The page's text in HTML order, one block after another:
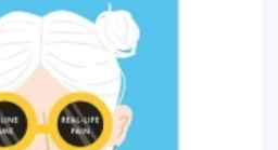
Wyprawka